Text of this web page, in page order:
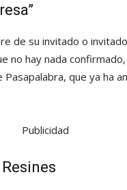
de su invitado o
no hay nada
que ya ha
Publicidad